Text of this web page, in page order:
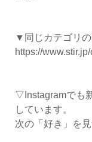
▼同じカテゴリ
https://
▽Instagramでも
しています。
次の「好き」を